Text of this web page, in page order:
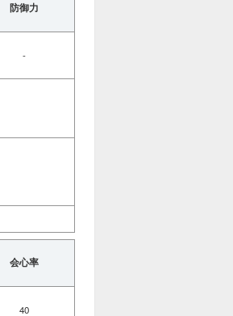
防御力
-
会心率
40